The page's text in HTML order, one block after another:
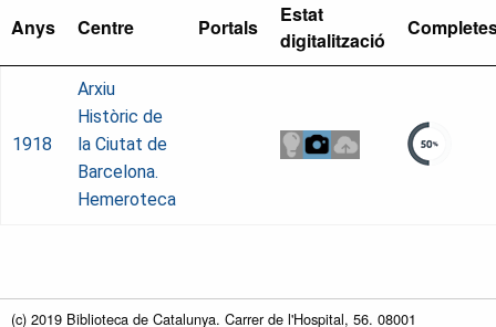
Anys Centre Portals
Estat
digitalització
1918
Arxiu
Històric de
la Ciutat de
Barcelona.
Hemeroteca
(c) 2019 Biblioteca de Catalunya. Carrer de l'Hospital, 56. 08001